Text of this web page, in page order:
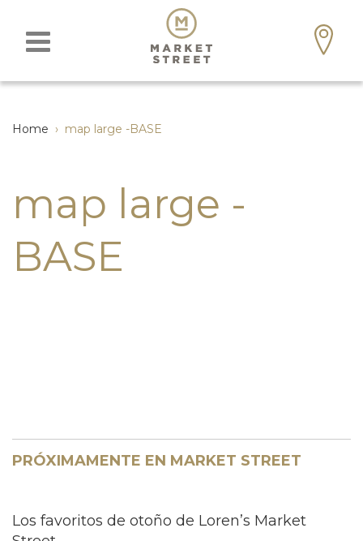
Home › map large -BASE
map large -
BASE
PRÓXIMAMENTE EN MARKET STREET
Los favoritos de otoño de Loren’s Market